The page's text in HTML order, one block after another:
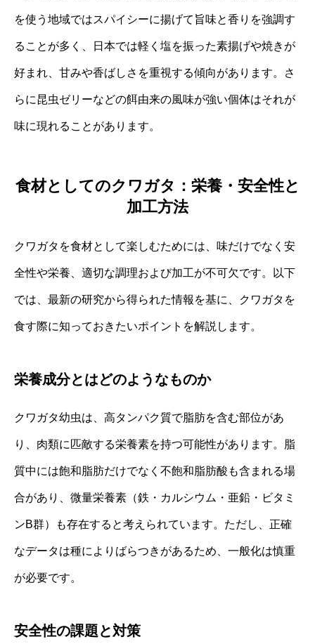
を使う地域ではスパイシーに揚げて旨味と香りを強調す
ることが多く、日本では軽く塩を振った素揚げや焼きが
好まれ、甘みや香ばしさを重視する傾向があります。さ
らに昆虫ゼリーなどの餌由来の風味が強い個体はそれが
味に現れることがあります。
食材としてのクワガタ：栄養・安全性と
加工方法
クワガタを食材として楽しむためには、味だけでなく安
全性や栄養、適切な調理および加工が不可欠です。以下
では、最新の研究から得られた情報を基に、クワガタを
食す際に知っておきたいポイントを解説します。
栄養成分とはどのようなものか
クワガタ幼虫は、高タンパク質で脂肪を含む部位があ
り、肉類に匹敵する栄養素を持つ可能性があります。脂
質中には飽和脂肪だけでなく不飽和脂肪酸も含まれる場
合があり、微量栄養素（鉄・カルシウム・亜鉛・ビタミ
ンB群）も存在すると考えられています。ただし、正確
なデータは種によりばらつきがあるため、一般化は慎重
が必要です。
安全性の課題と対策